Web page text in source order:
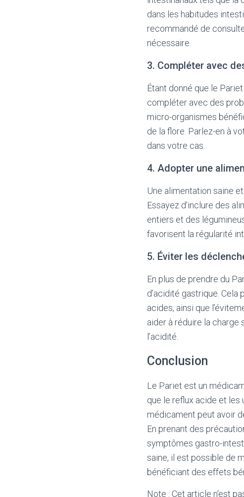
dans les habitudes
recommandé de
nécessaire.
3. Compléter avec
Étant donné que le
compléter avec des
micro-organismes
de la flore. Parlez-en à
dans votre cas.
4. Adopter une
Une alimentation saine
Essayez d’inclure des
entiers et des
favorisent la régularité
5. Éviter les
En plus de prendre du
d’acidité gastrique.
acides, ainsi que
aider à réduire la charge
l’acidité.
Conclusion
Le Pariet est un
que le reflux acide et les
médicament peut avoir
En prenant des
symptômes gastro-
saine, il est possible de
bénéficiant des effets
Note : Cet article n'est